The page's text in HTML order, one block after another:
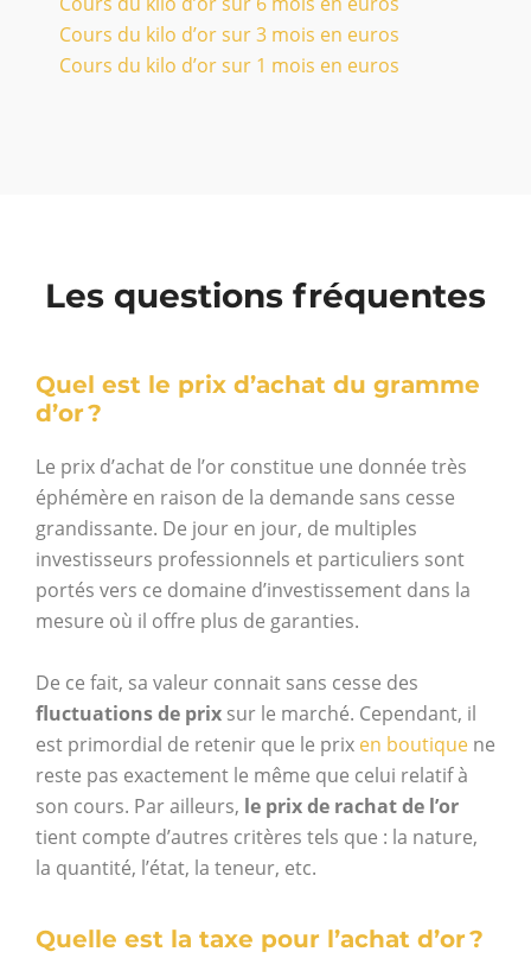
Cours du kilo d’or sur 3 mois en euros
Cours du kilo d’or sur 1 mois en euros
Les questions fréquentes
Quel est le prix d’achat du gramme
d’or ?
Le prix d’achat de l’or constitue une donnée très
éphémère en raison de la demande sans cesse
grandissante. De jour en jour, de multiples
investisseurs professionnels et particuliers sont
portés vers ce domaine d’investissement dans la
mesure où il offre plus de garanties.
De ce fait, sa valeur connait sans cesse des
fluctuations de prix sur le marché. Cependant, il
est primordial de retenir que le prix en boutique ne
reste pas exactement le même que celui relatif à
son cours. Par ailleurs, le prix de rachat de l’or
tient compte d’autres critères tels que : la nature,
la quantité, l’état, la teneur, etc.
Quelle est la taxe pour l’achat d’or ?